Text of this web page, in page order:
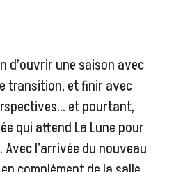
d’ouvrir une saison avec
transition, et finir avec
et pourtant,
qui attend La Lune pour
l’arrivée du nouveau